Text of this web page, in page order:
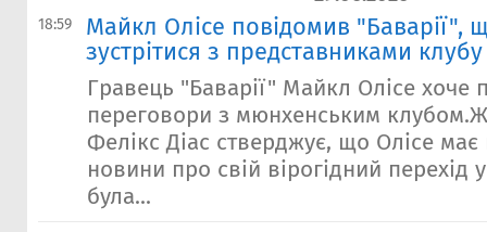
18:59
Майкл Олісе повідомив "Баварії",
зустрітися з представниками
Гравець "Баварії" Майкл Олісе хоче
переговори з мюнхенським
Фелікс Діас стверджує, що Олісе
новини про свій вірогідний перехід
була...